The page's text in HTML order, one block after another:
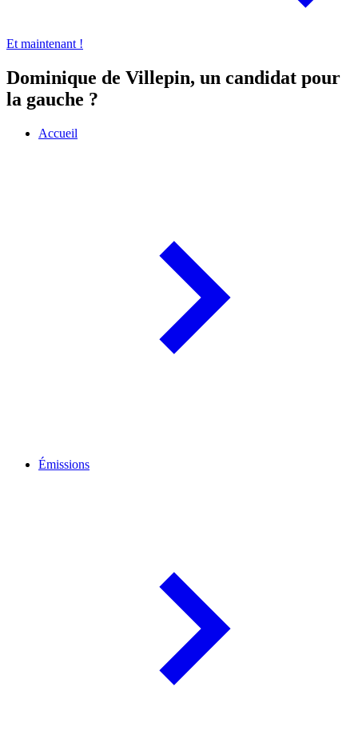
Et maintenant !
Dominique de Villepin, un candidat pour
la gauche ?
Accueil
Émissions